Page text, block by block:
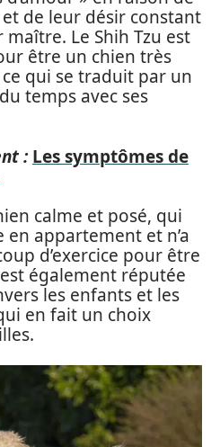
de leur désir constant
Le Shih Tzu est
être un chien très
qui se traduit par un
temps avec ses
: Les symptômes de
calme et posé, qui
en appartement et n’a
d’exercice pour être
également réputée
les enfants et les
en fait un choix